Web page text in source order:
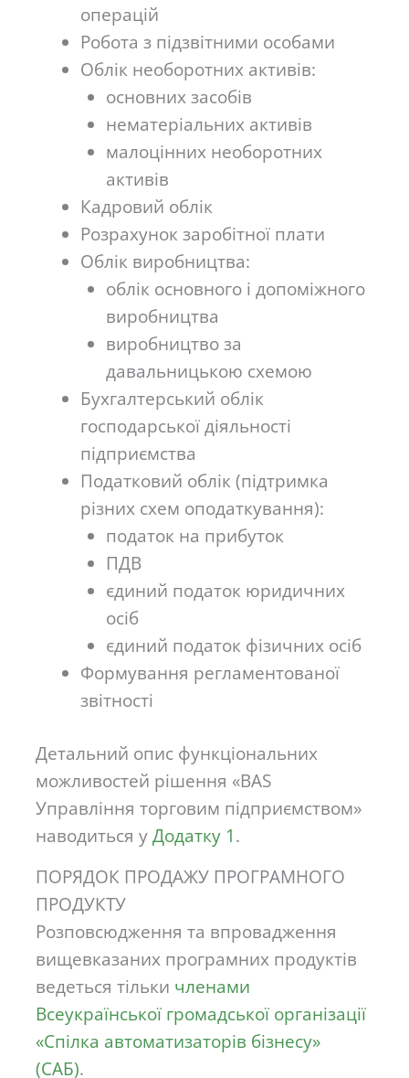
операцій
Робота з підзвітними особами
Облік необоротних активів:
основних засобів
нематеріальних активів
малоцінних необоротних
активів
Кадровий облік
Розрахунок заробітної плати
Облік виробництва:
облік основного і допоміжного
виробництва
виробництво за
давальницькою схемою
Бухгалтерський облік
господарської діяльності
підприємства
Податковий облік (підтримка
різних схем оподаткування):
податок на прибуток
ПДВ
єдиний податок юридичних
осіб
єдиний податок фізичних осіб
Формування регламентованої
звітності
Детальний опис функціональних
можливостей рішення «BAS
Управління торговим підприємством»
наводиться уДодатку 1.
ПОРЯДОК ПРОДАЖУ ПРОГРАМНОГО
ПРОДУКТУ
Розповсюдження та впровадження
вищевказаних програмних продуктів
ведеться тільки членами
Всеукраїнської громадської організації
«Спілка автоматизаторів бізнесу»
(САБ).